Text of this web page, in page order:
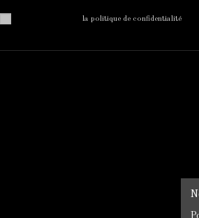
la politique de confidentialité